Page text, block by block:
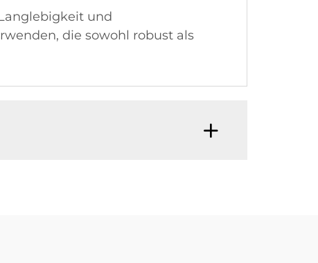
und
die sowohl robust als